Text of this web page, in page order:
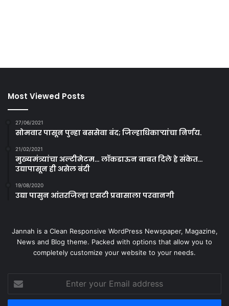
Most Viewed Posts
27/06/2021
सोमवार पासून पुन्हा बससेवा बंद; जिल्हाधिकाऱ्यांचा निर्णय.
21/02/2021
मुख्यमंत्र्यांचा अल्टीमेटम… लॉकडाऊन बाबत दिले हे संकेत…
उद्यापासून ही असेल बंदी
19/08/2020
उद्या पासुन आंतरजिल्हा एसटी प्रवासाला परवानगी
Jannah is a Clean Responsive WordPress Newspaper, Magazine,
News and Blog theme. Packed with options that allow you to
completely customize your website to your needs.
Enter
your
Email